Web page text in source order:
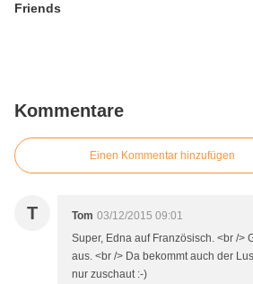
Friends
Kommentare
Einen Kommentar hinzufügen
T Tom 03/12/2015 09:01
Super, Edna auf Französisch. <br />
aus. <br /> Da bekommt auch der
nur zuschaut :-)